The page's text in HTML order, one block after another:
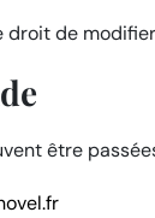
droit de
être